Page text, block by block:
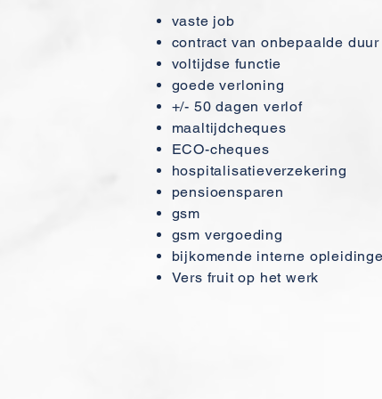
vaste job
contract van onbepaalde duur
voltijdse functie
goede verloning
+/- 50 dagen verlof
maaltijdcheques
ECO-cheques
hospitalisatieverzekering
pensioensparen
gsm
gsm vergoeding
bijkomende interne
Vers fruit op het werk